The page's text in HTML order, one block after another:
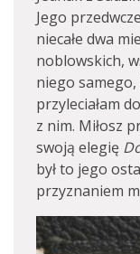
Jego
niecałe dwa
noblowskich,
niego
przyleciałam
z nim. Miłosz
swoją elegię
był to jego
przyznaniem